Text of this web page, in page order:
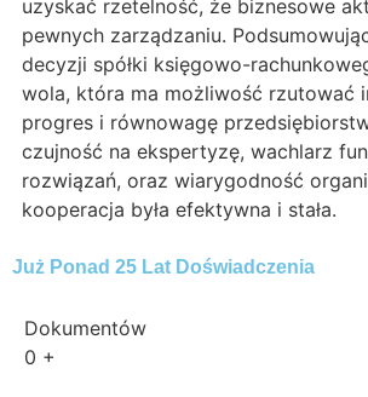
uzyskać rzetelność, że biznesowe
pewnych zarządzaniu.
decyzji spółki księgowo-
wola, która ma możliwość rzutować
progres i równowagę
czujność na ekspertyzę, wachlarz
rozwiązań, oraz wiarygodność
kooperacja była efektywna i stała.
Już Ponad 25 Lat Doświadczenia
Dokumentów
0 +